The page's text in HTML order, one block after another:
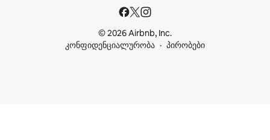
© 2026 Airbnb, Inc.
კონფიდენციალურობა
პირობები